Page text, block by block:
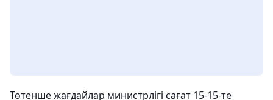
Төтенше жағдайлар министрлігі сағат 15-15-те